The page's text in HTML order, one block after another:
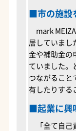
■市の施設
mark
居していまし
金や補助金の
ていました。
つながること
有したりする
■起業に興
「全て自己